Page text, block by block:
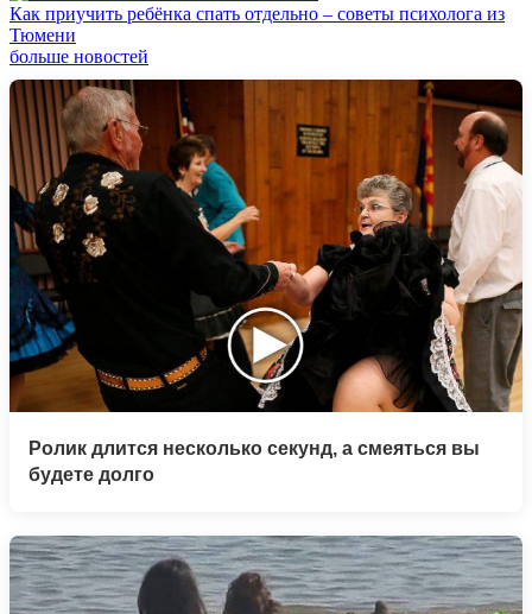
Как приучить ребёнка спать отдельно – советы психолога из
Тюмени
больше новостей
Ролик длится несколько секунд, а смеяться вы
будете долго